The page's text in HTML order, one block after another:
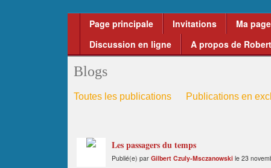
Page principale Invitations Ma page
Discussion en ligne
A propos de
Blogs
Toutes les publications Publications en
Les passagers du temps
Publié(e) par Gilbert Czuly-Msczanowski le 23